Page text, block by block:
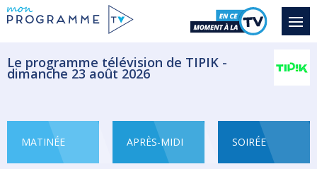
Le programme télévision de TIPIK -
dimanche 23 août 2026
MATINÉE APRÈS-MIDI SOIRÉE
17:05
Saïgon, la perle de l'extrème
Documentaire Découverte